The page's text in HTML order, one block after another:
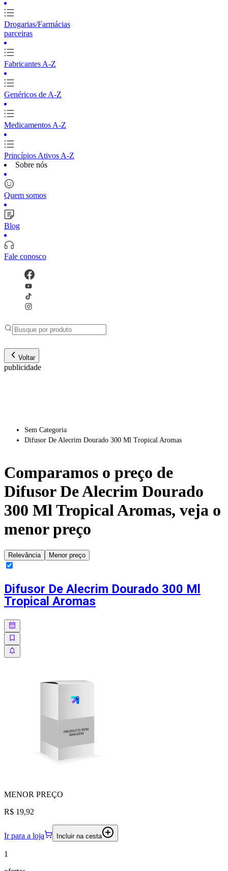
Drogarias/Farmácias
parceiras
Fabricantes A-Z
Genéricos de A-Z
Medicamentos A-Z
Princípios Ativos A-Z
Sobre nós
Quem somos
Blog
Fale conosco
Voltar
publicidade
Sem Categoria
Difusor De Alecrim Dourado 300 Ml Tropical Aromas
Comparamos o preço de
Difusor De Alecrim Dourado
300 Ml Tropical Aromas, veja o
menor preço
Relevância Menor preço
Difusor De Alecrim Dourado 300 Ml
Tropical Aromas
MENOR PREÇO
R$ 19,92
Ir para a loja Incluir na cesta
1